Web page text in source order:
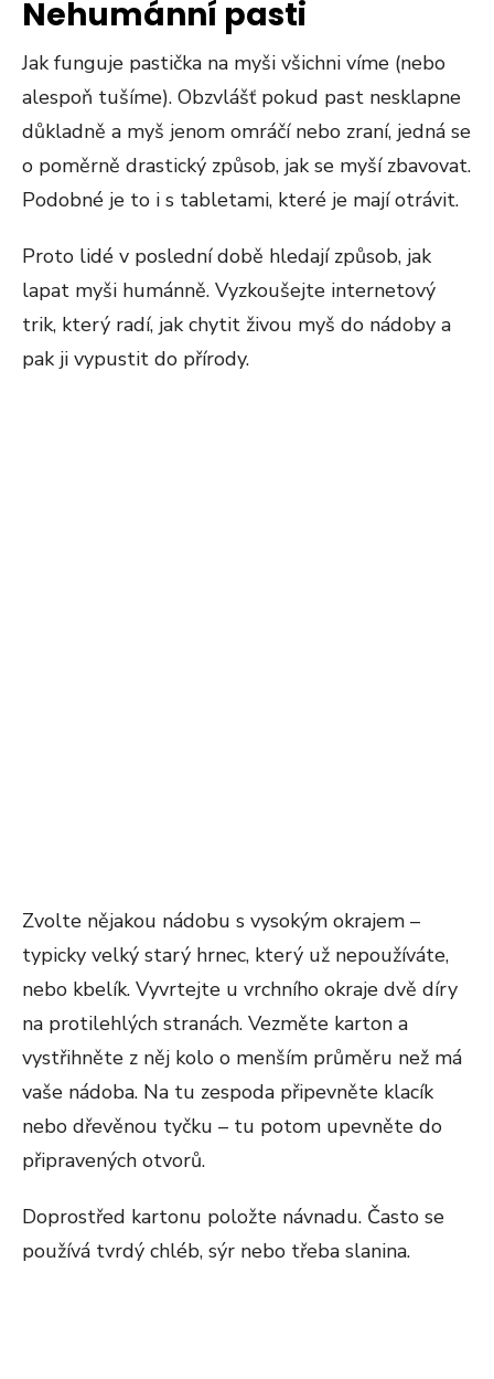
Nehumánní pasti
Jak funguje pastička na myši všichni víme (nebo
alespoň tušíme). Obzvlášť pokud past nesklapne
důkladně a myš jenom omráčí nebo zraní, jedná se
o poměrně drastický způsob, jak se myší zbavovat.
Podobné je to i s tabletami, které je mají otrávit.
Proto lidé v poslední době hledají způsob, jak
lapat myši humánně. Vyzkoušejte internetový
trik, který radí, jak chytit živou myš do nádoby a
pak ji vypustit do přírody.
Zvolte nějakou nádobu s vysokým okrajem –
typicky velký starý hrnec, který už nepoužíváte,
nebo kbelík. Vyvrtejte u vrchního okraje dvě díry
na protilehlých stranách. Vezměte karton a
vystřihněte z něj kolo o menším průměru než má
vaše nádoba. Na tu zespoda připevněte klacík
nebo dřevěnou tyčku – tu potom upevněte do
připravených otvorů.
Doprostřed kartonu položte návnadu. Často se
používá tvrdý chléb, sýr nebo třeba slanina.